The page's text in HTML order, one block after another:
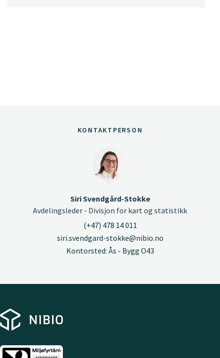
KONTAKTPERSON
Siri Svendgård-Stokke
Avdelingsleder - Divisjon for kart og statistikk
(+47) 478 14 011
siri.svendgard-stokke@nibio.no
Kontorsted: Ås - Bygg O43